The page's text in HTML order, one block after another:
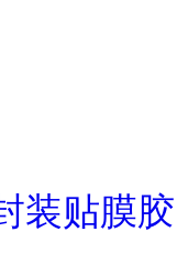
装贴膜胶